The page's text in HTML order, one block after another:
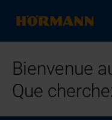
Bienvenue
Que